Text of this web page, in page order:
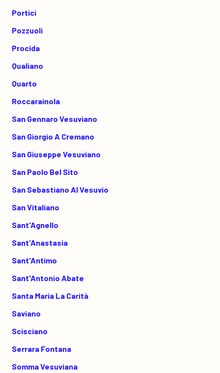
Portici
Pozzuoli
Procida
Qualiano
Quarto
Roccarainola
San Gennaro Vesuviano
San Giorgio A Cremano
San Giuseppe Vesuviano
San Paolo Bel Sito
San Sebastiano Al Vesuvio
San Vitaliano
Sant'Agnello
Sant'Anastasia
Sant'Antimo
Sant'Antonio Abate
Santa Maria La Carità
Saviano
Scisciano
Serrara Fontana
Somma Vesuviana